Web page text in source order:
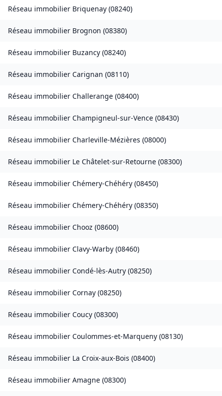
Réseau immobilier Briquenay (08240)
Réseau immobilier Brognon (08380)
Réseau immobilier Buzancy (08240)
Réseau immobilier Carignan (08110)
Réseau immobilier Challerange (08400)
Réseau immobilier Champigneul-sur-Vence (08430)
Réseau immobilier Charleville-Mézières (08000)
Réseau immobilier Le Châtelet-sur-Retourne (08300)
Réseau immobilier Chémery-Chéhéry (08450)
Réseau immobilier Chémery-Chéhéry (08350)
Réseau immobilier Chooz (08600)
Réseau immobilier Clavy-Warby (08460)
Réseau immobilier Condé-lès-Autry (08250)
Réseau immobilier Cornay (08250)
Réseau immobilier Coucy (08300)
Réseau immobilier Coulommes-et-Marqueny (08130)
Réseau immobilier La Croix-aux-Bois (08400)
Réseau immobilier Amagne (08300)